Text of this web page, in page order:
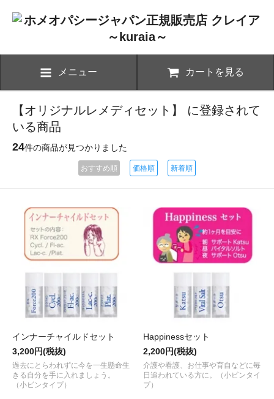
メニュー カートを見る
【オリジナルレメディセット】 に登録されて
いる商品
24件の商品が見つかりました
おすすめ順 価格順 新着順
インナーチャイルドセット
3,200円(税抜)
過去にとらわれずに今を一生懸命生
きる自分を手に入れましょう。
（小ビンタイプ）
Happinessセット
2,200円(税抜)
介護や看護、お仕事や育自などに毎
日追われている方に。（小ビンタイ
プ）